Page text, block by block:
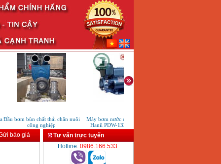
bơm bùn chất thải chăn nuôi
công nghiệp
Máy bơm nước chân không
Hanil PDW-132 (125W)
báo giá
Tư vấn trực tuyến
Hotline: 0986.166.533